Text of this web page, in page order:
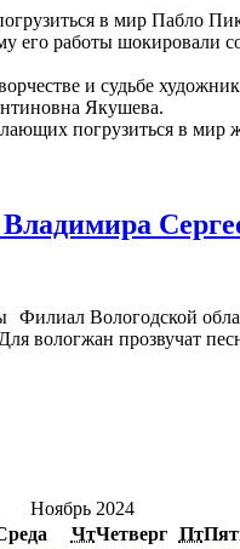
в мир Пабло
его работы шокировали
и судьбе
Якушева.
погрузиться в мир
Филиал Вологодской
вологжан прозвучат
Ноябрь 2024
ЧтЧетверг Пт